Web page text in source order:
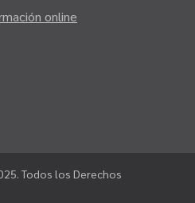
online
Todos los Derechos